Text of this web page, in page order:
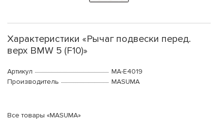
Характеристики «Рычаг подвески перед.
верх BMW 5 (F10)»
Артикул
MA-E4019
Производитель
MASUMA
Все товары «MASUMA»